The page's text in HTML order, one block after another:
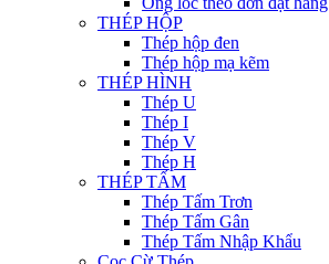
THÉP HỘP
Thép hộp đen
Thép hộp mạ kẽm
THÉP HÌNH
Thép U
Thép I
Thép V
Thép H
THÉP TẤM
Thép Tấm Trơn
Thép Tấm Gân
Thép Tấm Nhập Khẩu